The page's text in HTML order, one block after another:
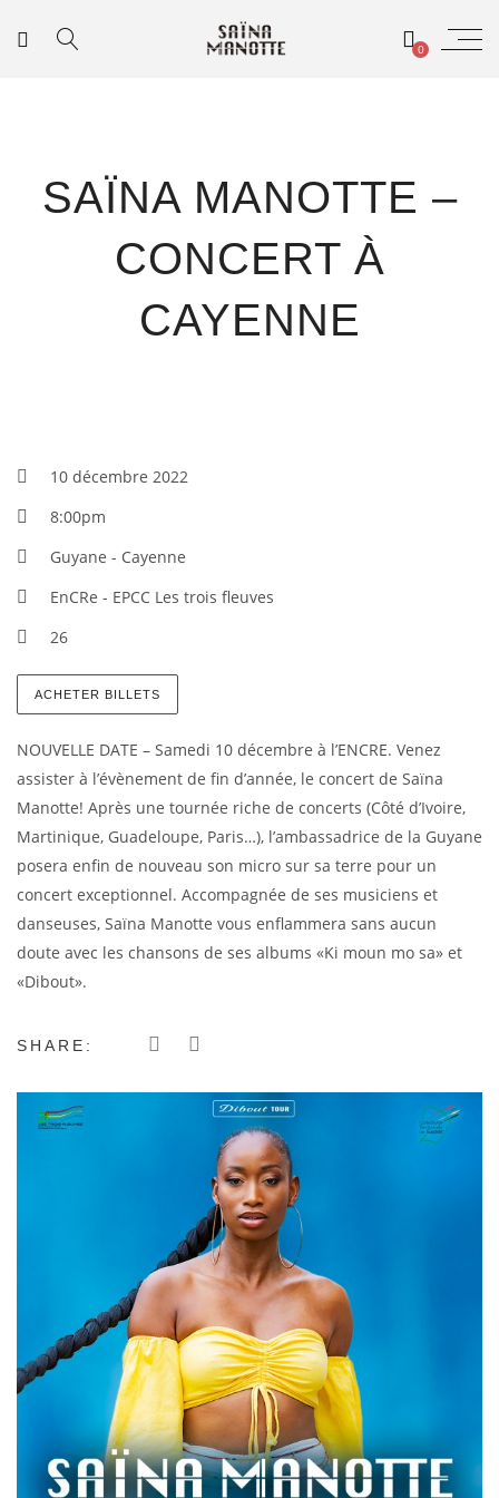
0
SAÏNA MANOTTE –
CONCERT À
CAYENNE
10 décembre 2022
8:00pm
Guyane - Cayenne
EnCRe - EPCC Les trois fleuves
26
ACHETER BILLETS
NOUVELLE DATE – Samedi 10 décembre à l’ENCRE. Venez
assister à l’évènement de fin d’année, le concert de Saïna
Manotte! Après une tournée riche de concerts (Côté d’Ivoire,
Martinique, Guadeloupe, Paris…), l’ambassadrice de la Guyane
posera enfin de nouveau son micro sur sa terre pour un
concert exceptionnel. Accompagnée de ses musiciens et
danseuses, Saïna Manotte vous enflammera sans aucun
doute avec les chansons de ses albums «Ki moun mo sa» et
«Dibout».
SHARE: